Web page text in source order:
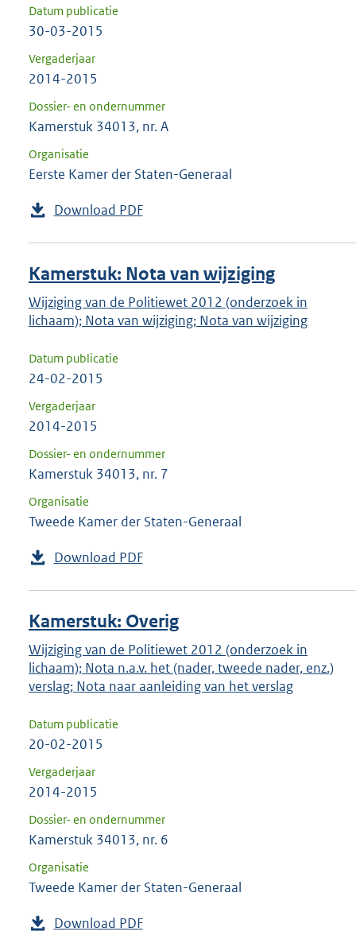
Datum publicatie
30-03-2015
Vergaderjaar
2014-2015
Dossier- en ondernummer
Kamerstuk 34013, nr. A
Organisatie
Eerste Kamer der Staten-Generaal
Download PDF
Kamerstuk: Nota van wijziging
Wijziging van de Politiewet 2012 (onderzoek in
lichaam); Nota van wijziging; Nota van wijziging
Datum publicatie
24-02-2015
Vergaderjaar
2014-2015
Dossier- en ondernummer
Kamerstuk 34013, nr. 7
Organisatie
Tweede Kamer der Staten-Generaal
Download PDF
Kamerstuk: Overig
Wijziging van de Politiewet 2012 (onderzoek in
lichaam); Nota n.a.v. het (nader, tweede nader, enz.)
verslag; Nota naar aanleiding van het verslag
Datum publicatie
20-02-2015
Vergaderjaar
2014-2015
Dossier- en ondernummer
Kamerstuk 34013, nr. 6
Organisatie
Tweede Kamer der Staten-Generaal
Download PDF